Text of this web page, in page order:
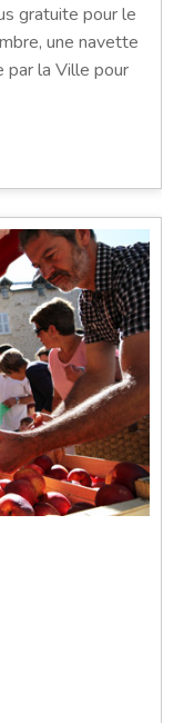
gratuite pour le
une navette
par la Ville pour